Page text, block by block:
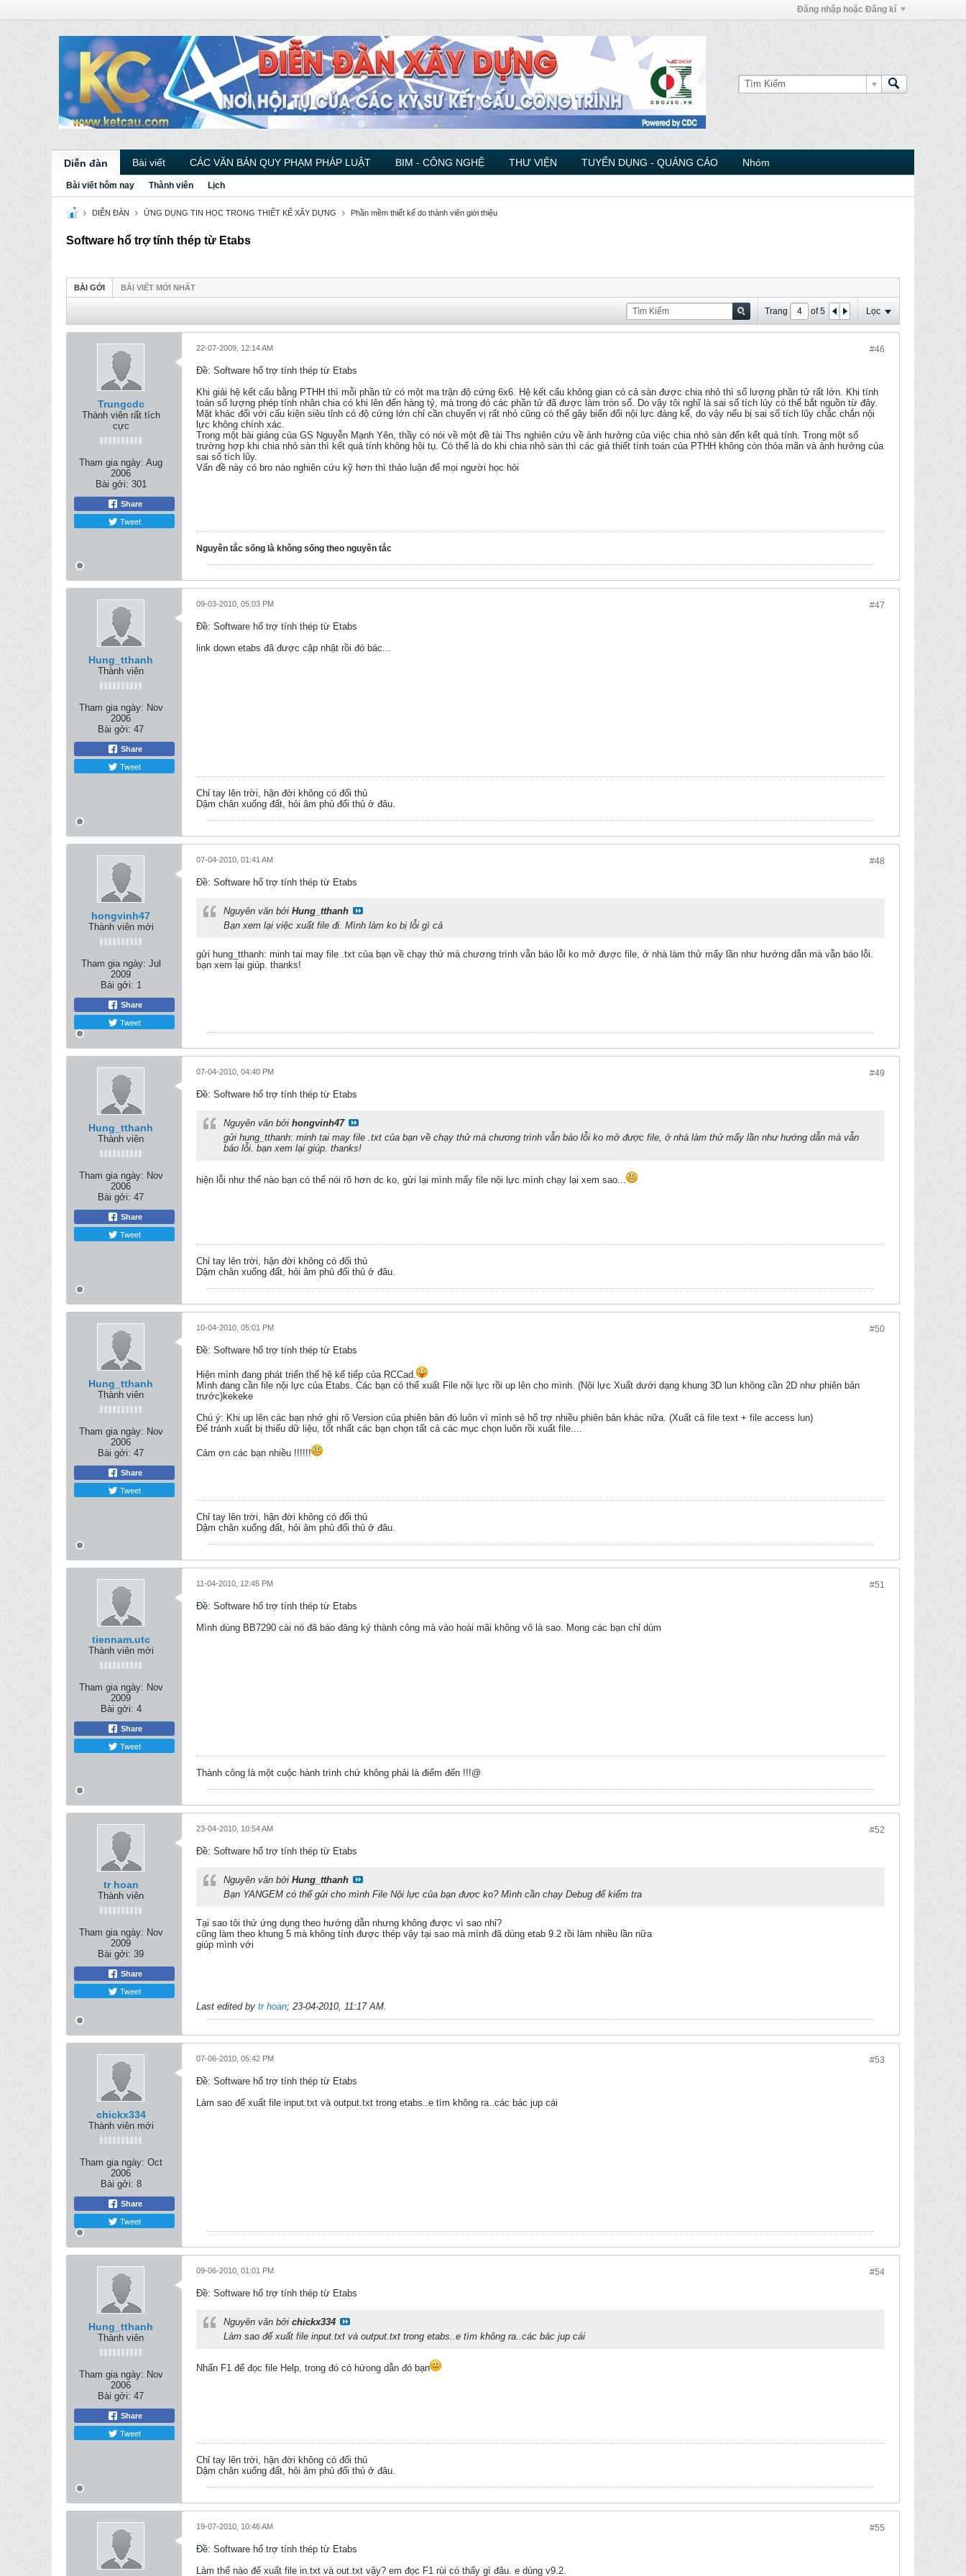
Đăng nhập hoặc Đăng kí
Diễn đàn Bài viết CÁC VĂN BẢN QUY PHẠM PHÁP LUẬT BIM - CÔNG NGHỆ THƯ VIỆN TUYỂN DỤNG - QUẢNG CÁO Nhóm
Bài viết hôm nay Thành viên Lịch
DIỄN ĐÀN ỨNG DỤNG TIN HỌC TRONG THIẾT KẾ XÂY DỰNG Phần mềm thiết kế do thành viên giới thiệu
Software hổ trợ tính thép từ Etabs
BÀI GỞI BÀI VIẾT MỚI NHẤT
Trang of5 Lọc
Trungcdc
Thành viên rất tích
cực
Tham gia ngày: Aug
2006
Bài gởi: 301
Share
Tweet
#46
22-07-2009, 12:14 AM
Ðề: Software hổ trợ tính thép từ Etabs
Khi giải hệ kết cấu bằng PTHH thì mỗi phần tử có một ma trận độ cứng 6x6. Hệ kết cấu không gian có cả sàn được chia nhỏ thì số lượng phần tử rất lớn. Khi tính
toán số lượng phép tính nhân chia có khi lên đến hàng tỷ, mà trong đó các phần tử đã được làm tròn số. Do vậy tôi nghĩ là sai số tích lủy có thể bắt nguồn từ đây.
Mặt khác đối với cấu kiện siêu tỉnh có độ cứng lớn chỉ cần chuyển vị rất nhỏ cũng có thể gây biến đổi nội lực đáng kể, do vậy nếu bị sai số tích lũy chắc chắn nội
lực không chính xác.
Trong một bài giảng của GS Nguyễn Mạnh Yên, thầy có nói về một đề tài Ths nghiên cứu về ảnh hưởng của việc chia nhỏ sàn đến kết quả tính. Trong một số
trường hợp khi chia nhỏ sàn thì kết quả tính không hội tụ. Có thể là do khi chia nhỏ sàn thì các giả thiết tính toán của PTHH không còn thỏa mãn và ảnh hưởng của
sai số tích lũy.
Vấn đề này có bro nào nghiên cứu kỹ hơn thì thảo luận để mọi người học hỏi
Nguyên tắc sống là không sống theo nguyên tắc
Hung_tthanh
Thành viên
Tham gia ngày: Nov
2006
Bài gởi: 47
Share
Tweet
#47
09-03-2010, 05:03 PM
Ðề: Software hổ trợ tính thép từ Etabs
link down etabs đã được cập nhật rồi đó bác...
Chỉ tay lên trời, hận đời không có đối thủ
Dậm chân xuống đất, hỏi âm phủ đối thủ ở đâu.
hongvinh47
Thành viên mới
Tham gia ngày: Jul
2009
Bài gởi: 1
Share
Tweet
#48
07-04-2010, 01:41 AM
Ðề: Software hổ trợ tính thép từ Etabs
Nguyên văn bởi Hung_tthanh
Bạn xem lại việc xuất file đi. Mình làm ko bị lỗi gì cả
gửi hung_tthanh: minh tai may file .txt của bạn về chạy thử mà chương trình vẫn báo lỗi ko mở được file, ở nhà làm thử mấy lần như hướng dẫn mà vẫn báo lỗi.
bạn xem lại giúp. thanks!
Hung_tthanh
Thành viên
Tham gia ngày: Nov
2006
Bài gởi: 47
Share
Tweet
#49
07-04-2010, 04:40 PM
Ðề: Software hổ trợ tính thép từ Etabs
Nguyên văn bởi hongvinh47
gửi hung_tthanh: minh tai may file .txt của bạn về chạy thử mà chương trình vẫn báo lỗi ko mở được file, ở nhà làm thử mấy lần như hướng dẫn mà vẫn
báo lỗi. bạn xem lại giúp. thanks!
hiện lỗi như thế nào bạn có thể nói rõ hơn dc ko, gửi lại mình mấy file nội lực mình chạy lại xem sao...
Chỉ tay lên trời, hận đời không có đối thủ
Dậm chân xuống đất, hỏi âm phủ đối thủ ở đâu.
Hung_tthanh
Thành viên
Tham gia ngày: Nov
2006
Bài gởi: 47
Share
Tweet
#50
10-04-2010, 05:01 PM
Ðề: Software hổ trợ tính thép từ Etabs
Hiện mình đang phát triển thế hệ kế tiếp của RCCad.
Mình đang cần file nội lực của Etabs. Các bạn có thể xuất File nội lực rồi up lên cho mình. (Nội lực Xuất dưới dạng khung 3D lun không cần 2D như phiên bản
trước)kekeke
Chú ý: Khi up lên các bạn nhớ ghi rõ Version của phiên bản đó luôn vì mình sẻ hổ trợ nhiều phiên bản khác nữa. (Xuất cả file text + file access lun)
Để tránh xuất bị thiếu dữ liệu, tốt nhất các bạn chọn tất cả các mục chọn luôn rồi xuất file....
Cảm ơn các bạn nhiều !!!!!!
Chỉ tay lên trời, hận đời không có đối thủ
Dậm chân xuống đất, hỏi âm phủ đối thủ ở đâu.
tiennam.utc
Thành viên mới
Tham gia ngày: Nov
2009
Bài gởi: 4
Share
Tweet
#51
11-04-2010, 12:45 PM
Ðề: Software hổ trợ tính thép từ Etabs
Mình dùng BB7290 cài nó đã báo đăng ký thành công mà vào hoài mãi không vô là sao. Mong các bạn chỉ dùm
Thành công là một cuộc hành trình chứ không phải là điểm đến !!!@
tr hoan
Thành viên
Tham gia ngày: Nov
2009
Bài gởi: 39
Share
Tweet
#52
23-04-2010, 10:54 AM
Ðề: Software hổ trợ tính thép từ Etabs
Nguyên văn bởi Hung_tthanh
Bạn YANGEM có thể gửi cho mình File Nội lực của bạn được ko? Mình cần chạy Debug để kiểm tra
Tại sao tôi thử ứng dụng theo hướng dẫn nhưng không được vì sao nhỉ?
cũng làm theo khung 5 mà không tính được thép vậy tại sao mà mình đã dùng etab 9.2 rồi làm nhiều lần nữa
giúp mình với
Last edited by tr hoan; 23-04-2010, 11:17 AM.
chickx334
Thành viên mới
Tham gia ngày: Oct
2006
Bài gởi: 8
Share
Tweet
#53
07-06-2010, 05:42 PM
Ðề: Software hổ trợ tính thép từ Etabs
Làm sao để xuất file input.txt và output.txt trong etabs..e tìm không ra..các bác jup cái
Hung_tthanh
Thành viên
Tham gia ngày: Nov
2006
Bài gởi: 47
Share
Tweet
#54
09-06-2010, 01:01 PM
Ðề: Software hổ trợ tính thép từ Etabs
Nguyên văn bởi chickx334
Làm sao để xuất file input.txt và output.txt trong etabs..e tìm không ra..các bác jup cái
Nhấn F1 để đọc file Help, trong đó có hứong dẫn đó bạn
Chỉ tay lên trời, hận đời không có đối thủ
Dậm chân xuống đất, hỏi âm phủ đối thủ ở đâu.
#55
19-07-2010, 10:46 AM
Ðề: Software hổ trợ tính thép từ Etabs
Làm thế nào để xuất file in.txt và out.txt vậy? em đọc F1 rùi có thấy gì đâu. e dùng v9.2.